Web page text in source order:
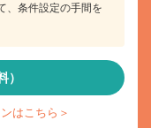
、条件設定の手間を
）
はこちら＞